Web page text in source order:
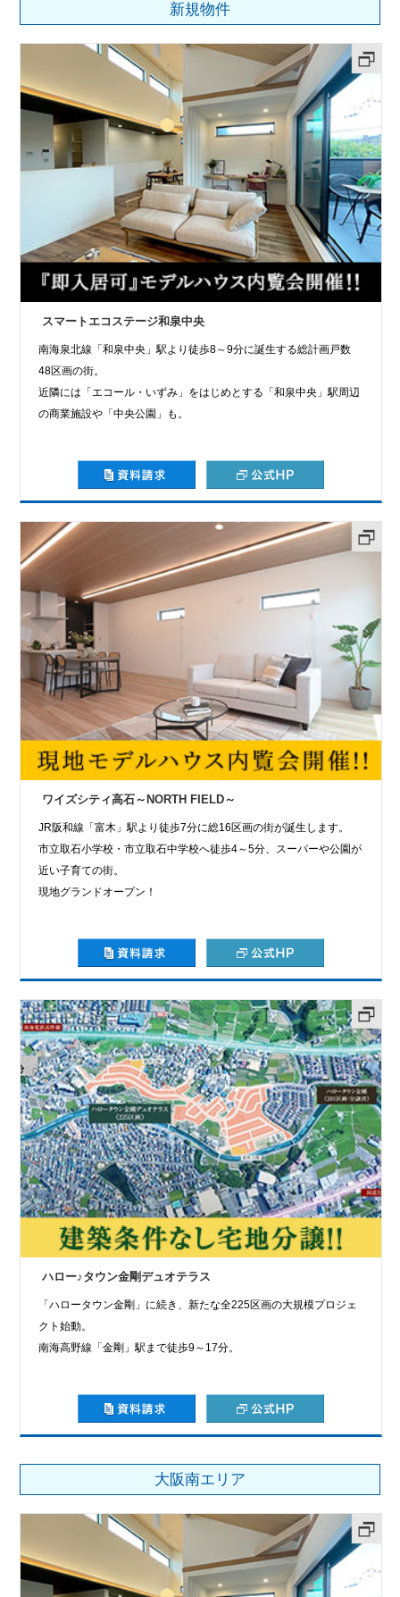
新規物件
スマートエコステージ和泉中央
南海泉北線「和泉中央」駅より徒歩8～9分に誕生する総計画戸数
48区画の街。
近隣には「エコール・いずみ」をはじめとする「和泉中央」駅周辺
の商業施設や「中央公園」も。
ワイズシティ高石～NORTH FIELD～
JR阪和線「富木」駅より徒歩7分に総16区画の街が誕生します。
市立取石小学校・市立取石中学校へ徒歩4～5分、スーパーや公園が
近い子育ての街。
現地グランドオープン！
ハロー♪タウン金剛デュオテラス
「ハロータウン金剛」に続き、新たな全225区画の大規模プロジェ
クト始動。
南海高野線「金剛」駅まで徒歩9～17分。
大阪南エリア